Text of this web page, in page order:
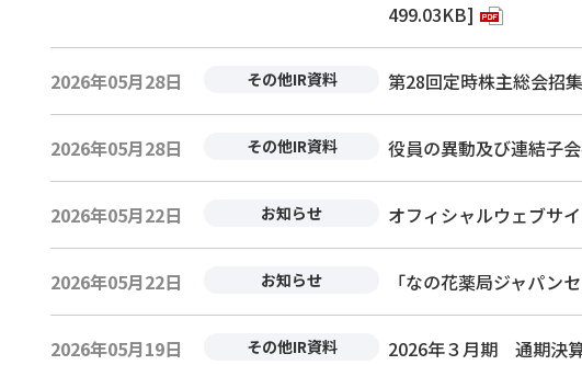
499.03KB]
2026年05月28日 その他IR資料 第28回定時株主総会招
2026年05月28日 その他IR資料 役員の異動及び連結子
2026年05月22日 お知らせ オフィシャルウェブサ
2026年05月22日 お知らせ 「なの花薬局ジャパン
2026年05月19日 その他IR資料 2026年３月期 通期決